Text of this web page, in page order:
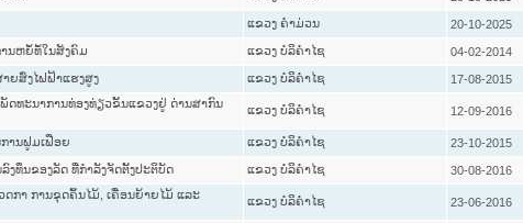
ແຂວງ ຄໍາມ່ວນ 20-10-2025
ານຫຍໍ້ທໍ້ໃນສັງຄົມ ແຂວງ ບໍລິຄໍາໄຊ 04-02-2014
ຍສົ່ງໄຟຟ້າແຮງສູງ ແຂວງ ບໍລິຄໍາໄຊ 17-08-2015
ດທະນາການທ່ອງທ່ຽວຂັ້ນແຂວງຢູ່ ດ່ານສາກົນ
ແຂວງ ບໍລິຄໍາໄຊ 12-09-2016
ານຟູມເຟືອຍ ແຂວງ ບໍລິຄໍາໄຊ 23-10-2015
ງທຶນຂອງລັດ ທີ່ກຳລັງຈັດຕັ້ງປະຕິບັດ ແຂວງ ບໍລິຄໍາໄຊ 30-08-2016
ກາ ການຂຸດຄົ້ນໄມ້, ເຄື່ອນຍ້າຍໄມ້ ແລະ
ແຂວງ ບໍລິຄໍາໄຊ 23-06-2016